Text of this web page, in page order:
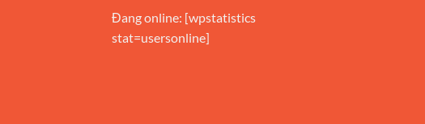
Đang online: [wpstatistics
stat=usersonline]